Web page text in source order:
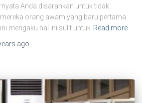
Anda disarankan untuk tidak
orang awam yang baru pertama
mengaku hal ini sulit untuk Read more
ago